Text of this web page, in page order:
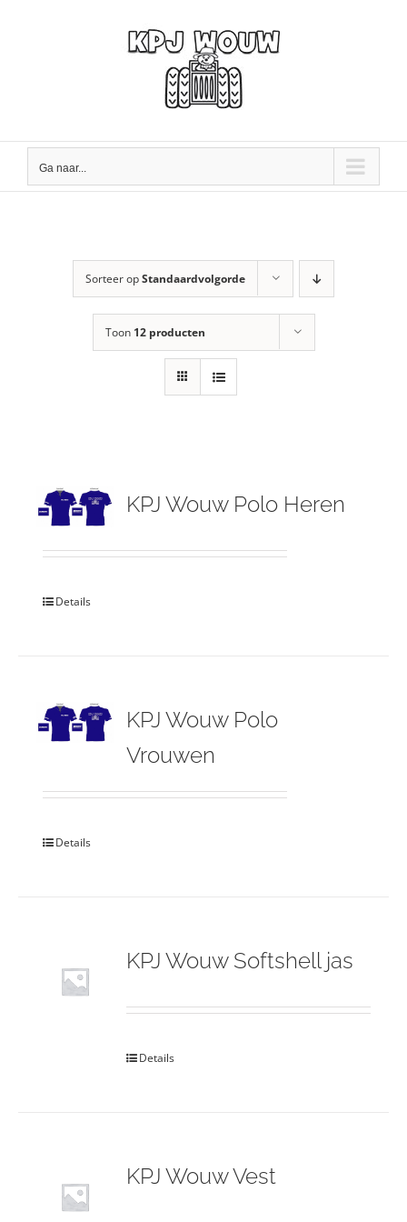
Ga naar...
Sorteer opStandaardvolgorde
Toon 12 producten
KPJ Wouw Polo Heren
Details
KPJ Wouw Polo
Vrouwen
Details
KPJ Wouw Softshell jas
Details
KPJ Wouw Vest